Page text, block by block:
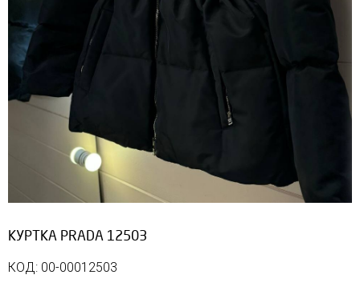
КУРТКА PRADA 12503
КОД: 00-00012503